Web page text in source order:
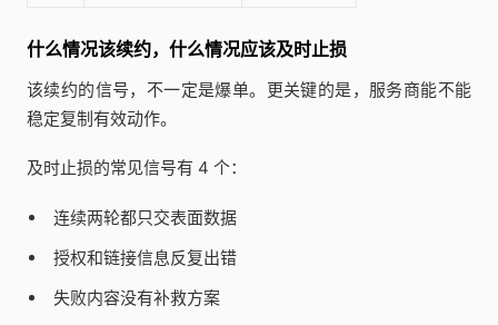
什么情况该续约，什么情况应该及时止损
该续约的信号，不一定是爆单。更关键的是，服务商能不能
稳定复制有效动作。
及时止损的常见信号有 4 个：
连续两轮都只交表面数据
授权和链接信息反复出错
失败内容没有补救方案